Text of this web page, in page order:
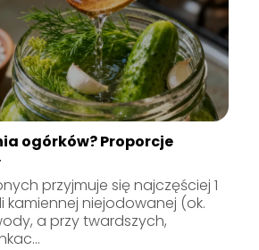
ogórków? Proporcje
przyjmuje się najczęściej 1
kamiennej niejodowanej (ok.
a przy twardszych,